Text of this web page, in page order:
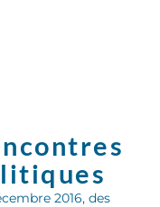
2016, des